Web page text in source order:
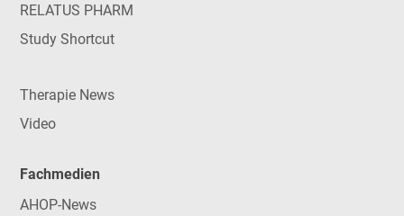
RELATUS PHARM
Study Shortcut
Therapie News
Video
Fachmedien
AHOP-News